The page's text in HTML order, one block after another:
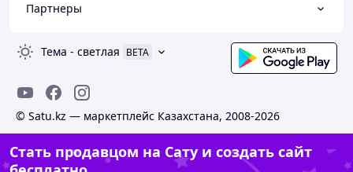
Партнеры
Тема - светлая BETA
© Satu.kz — маркетплейс Казахстана, 2008-2026
Стать продавцом на Сату и создать сайт